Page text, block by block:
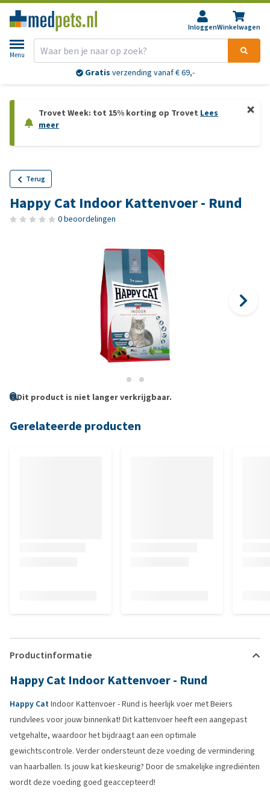
InloggenWinkelwagen
Menu
Gratis verzending vanaf € 69,-
Trovet Week: tot 15% korting op Trovet Lees
meer
Terug
Happy Cat Indoor Kattenvoer - Rund
0 beoordelingen
Dit product is niet langer verkrijgbaar.
Gerelateerde producten
Productinformatie
Happy Cat Indoor Kattenvoer - Rund
Happy CatIndoor Kattenvoer - Rund is heerlijk voer met Beiers
rundvlees voor jouw binnenkat! Dit kattenvoer heeft een aangepast
vetgehalte, waardoor het bijdraagt aan een optimale
gewichtscontrole. Verder ondersteunt deze voeding de vermindering
van haarballen. Is jouw kat kieskeurig? Door de smakelijke ingrediënten
wordt deze voeding goed geaccepteerd!